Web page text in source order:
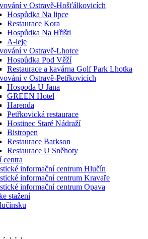
v Ostravě-Hošťálkovicích
Hospůdka Na lipce
Restaurace Kora
Hospůdka Na Hřišti
A-leje
v Ostravě-Lhotce
Hospůdka Pod Věží
Restaurace a kavárna Golf Park Lhotka
v Ostravě-Petřkovicích
Hospoda U Jana
GREEN Hotel
Harenda
Petřkovická restaurace
Hostinec Staré Nádraží
Bistropen
Restaurace Barkson
Restaurace U Sněhoty
centra
informační centrum Hlučín
informační centrum Kravaře
informační centrum Opava
stažení